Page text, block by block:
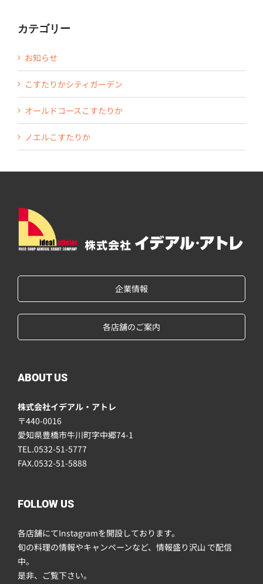
カテゴリー
お知らせ
こすたりかシティガーデン
オールドコースこすたりか
ノエルこすたりか
企業情報
各店舗のご案内
ABOUT US
株式会社イデアル・アトレ
〒440-0016
愛知県豊橋市牛川町字中郷74-1
TEL.0532-51-5777
FAX.0532-51-5888
FOLLOW US
各店舗にてInstagramを開設しております。
旬の料理の情報やキャンペーンなど、情報盛り沢山 で配信
中。
是非、ご覧下さい。